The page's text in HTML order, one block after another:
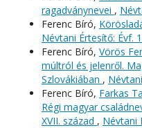
ragadványnevei ,
Ferenc Bíró,
Névtani Értesítő: Évf.
Ferenc Bíró, Vörös
múltról és jelenről.
Szlovákiában ,
Ferenc Bíró, Farkas
Régi magyar
XVII. század , Névtani